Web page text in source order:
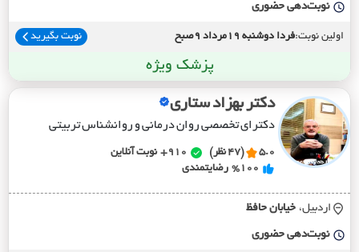
نوبت‌دهی حضوری
اولین نوبت:فردا دوشنبه 19مرداد 9صبح نوبت بگیرید
پزشک ویژه
دکتر بهزاد ستاری
دکترای تخصصی روان درمانی و روانشناس تربیتی
5.0 (47 نظر) 910+
نوبت آنلاین
%100 رضایتمندی
اردبیل، خيابان حافظ
نوبت‌دهی حضوری